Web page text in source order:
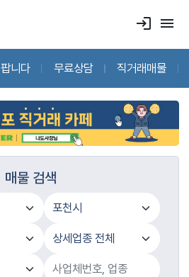
login menu
팝니다 무료상담 직거래매물
매물 검색